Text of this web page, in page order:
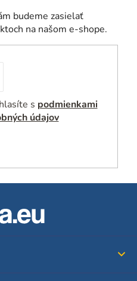
budeme zasielať
na našom e-shope.
s podmienkami
údajov